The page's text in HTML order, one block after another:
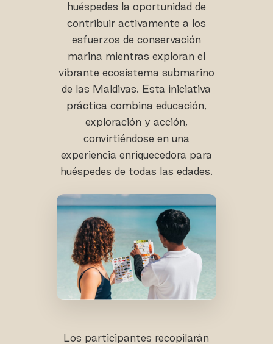
huéspedes la oportunidad de
contribuir activamente a los
esfuerzos de conservación
marina mientras exploran el
vibrante ecosistema submarino
de las Maldivas. Esta iniciativa
práctica combina educación,
exploración y acción,
convirtiéndose en una
experiencia enriquecedora para
huéspedes de todas las edades.
Los participantes recopilarán